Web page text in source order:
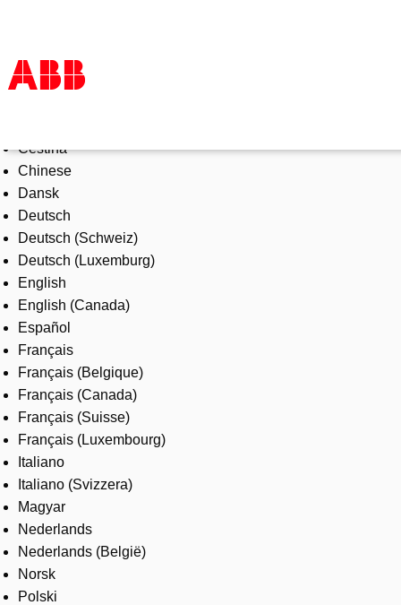
Products & Solutions
Industries
Services
About us
Where to buy
Contact us
Careers
Čeština
Chinese
Dansk
Deutsch
Deutsch (Schweiz)
Deutsch (Luxemburg)
English
English (Canada)
Español
Français
Français (Belgique)
Français (Canada)
Français (Suisse)
Français (Luxembourg)
Italiano
Italiano (Svizzera)
Magyar
Nederlands
Nederlands (België)
Norsk
Polski